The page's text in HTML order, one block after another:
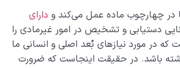
در چهارچوب ماده عمل می‌کند و دارای
دستیابی و تشخیص در امور غیرمادی را
در مورد نیازهای بُعد اصلی و انسانی ما
باشد. در حقیقت اینجاست که ضرورت